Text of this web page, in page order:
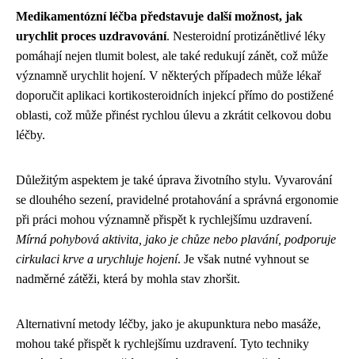
Medikamentózní léčba představuje další možnost, jak
urychlit proces uzdravování. Nesteroidní protizánětlivé léky
pomáhají nejen tlumit bolest, ale také redukují zánět, což může
významně urychlit hojení. V některých případech může lékař
doporučit aplikaci kortikosteroidních injekcí přímo do postižené
oblasti, což může přinést rychlou úlevu a zkrátit celkovou dobu
léčby.
Důležitým aspektem je také úprava životního stylu. Vyvarování
se dlouhého sezení, pravidelné protahování a správná ergonomie
při práci mohou významně přispět k rychlejšímu uzdravení.
Mírná pohybová aktivita, jako je chůze nebo plavání, podporuje
cirkulaci krve a urychluje hojení. Je však nutné vyhnout se
nadměrné zátěži, která by mohla stav zhoršit.
Alternativní metody léčby, jako je akupunktura nebo masáže,
mohou také přispět k rychlejšímu uzdravení. Tyto techniky